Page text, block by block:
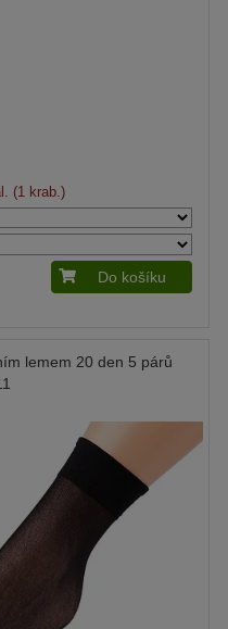
(1 krab.)
Do košíku
lemem 20 den 5 párů